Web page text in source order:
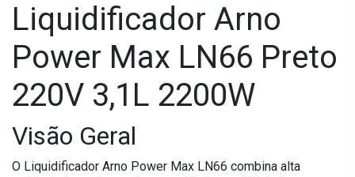
Liquidificador Arno
Power Max LN66 Preto
220V 3,1L 2200W
Visão Geral
O Liquidificador Arno Power Max LN66 combina alta